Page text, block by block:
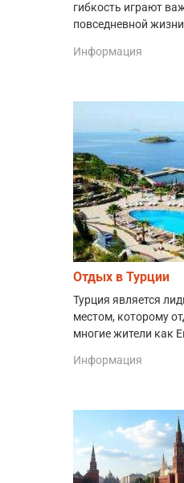
гибкость играют
повседневной
Информация
Отдых в Турции
Турция является
местом, которому
многие жители как
Информация